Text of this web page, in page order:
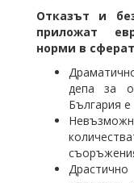
Отказът и
приложат
норми в
депа за
България